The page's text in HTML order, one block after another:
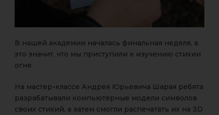
В нашей академии началась финальная неделя, а
это значит, что мы приступили к изучению стихии
огня
На мастер-классе Андрея Юрьевича Шарая ребята
разрабатывали компьютерные модели символов
своих стихий, а затем смогли распечатать их на 3D